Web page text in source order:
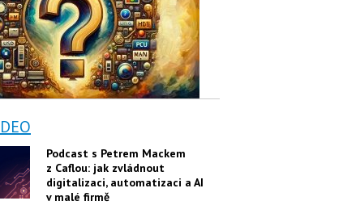
Podcast s Petrem Mackem
z Caflou: jak zvládnout
digitalizaci, automatizaci a AI
v malé firmě